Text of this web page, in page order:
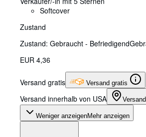
Softcover
Zustand
Zustand: Gebraucht - Befriedigend
EUR 4,36
Versand gratis Versand gratis
Versand innerhalb von USA
Weniger anzeigenMehr anzeigen